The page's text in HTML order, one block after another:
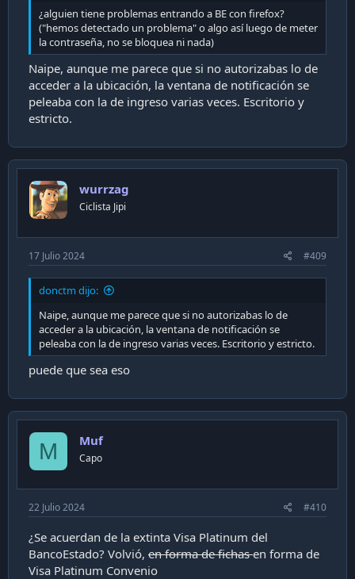
¿alguien tiene problemas entrando a BE con firefox?
("hemos detectado un problema" o algo así luego de meter
la contraseña, no se bloquea ni nada)
Naipe, aunque me parece que si no autorizabas lo de
acceder a la ubicación, la ventana de notificación se
peleaba con la de ingreso varias veces. Escritorio y
estricto.
wurrzag
Ciclista Jipi
17 Julio 2024 #409
donctm dijo:
Naipe, aunque me parece que si no autorizabas lo de
acceder a la ubicación, la ventana de notificación se
peleaba con la de ingreso varias veces. Escritorio y estricto.
puede que sea eso
M Muf
Capo
22 Julio 2024 #410
¿Se acuerdan de la extinta Visa Platinum del
BancoEstado? Volvió, en forma de fichasen forma de
Visa Platinum Convenio